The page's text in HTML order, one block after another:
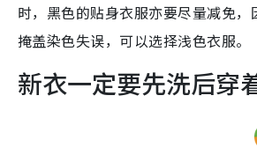
时，黑色的贴身衣服亦要尽量减免，
掩盖染色失误，可以选择浅色衣服。
新衣一定要先洗后穿